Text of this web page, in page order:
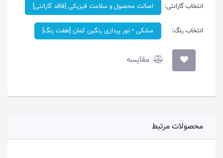
انتخاب گارانتی: اصالت محصول و سلامت فیزیکی [فاقد گارانتی]
انتخاب رنگ: مشکی • نور پردازی رنگین کمان [هفت رنگ]
مقایسه
محصولات مرتبط